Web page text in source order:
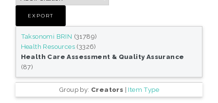
Taksonomi BRIN (31789)
Health Resources (3326)
Health Care Assessment & Quality Assurance
(87)
Group by: Creators | Item Type